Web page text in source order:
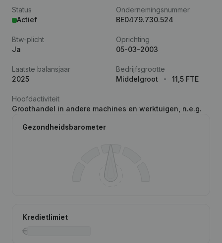
Status
Actief
Ondernemingsnummer
BE0479.730.524
Btw-plicht
Ja
Oprichting
05-03-2003
Laatste balansjaar
2025
Bedrijfsgrootte
Middelgroot
11,5 FTE
Hoofdactiviteit
Groothandel in andere machines en werktuigen, n.e.g.
Gezondheidsbarometer
Kredietlimiet